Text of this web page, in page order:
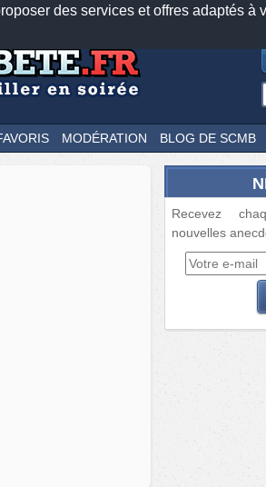
des services et offres adaptés à
Newsletter Facebook
TwitterFeeds18881
MODÉRATION BLOG DE SCMB
Recevez
nouvelles